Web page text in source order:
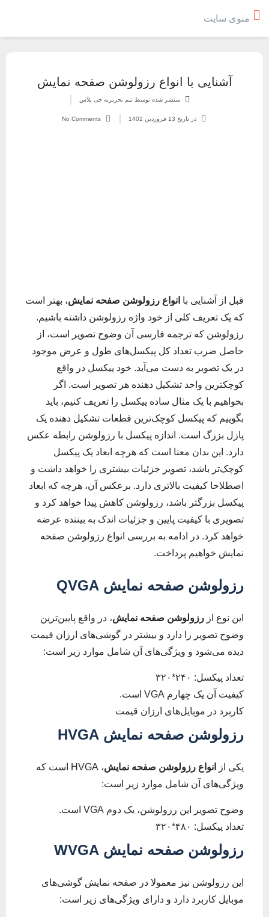
منوی سایت
آشنایی با انواع رزولوشن صفحه نمایش
منتشر شده توسط تیم تحریریه جی پلاس
در تاریخ 13 فروردین 1402 No Comments
قبل از آشنایی با انواع رزولوشن صفحه نمایش، بهتر است
که یک تعریف کلی از خود واژه رزولوشن داشته باشیم.
رزولوشن که ترجمه فارسی آن وضوح تصویر است، از
حاصل ضرب تعداد کل پیکسل‌های طول و عرض موجود
در یک تصویر به دست می‌آید. خود پیکسل در واقع
کوچکترین واحد تشکیل دهنده هر تصویر است. اگر
بخواهیم با یک مثال ساده پیکسل را تعریف کنیم، باید
بگوییم که پیکسل کوچک‌ترین قطعات تشکیل دهنده یک
پازل بزرگ است. اندازه پیکسل با رزولوشن رابطه عکس
دارد. این بدان معنا است که هرچه ابعاد یک پیکسل
کوچک‌تر باشد، تصویر جزئیات بیشتری را خواهد داشت و
اصطلاحا کیفیت بالاتری دارد. برعکس آن، هرچه که ابعاد
پیکسل بزرگتر باشد، رزولوشن کاهش پیدا خواهد کرد و
تصویری با کیفیت پایین و جزئیات اندک به بیننده عرضه
خواهد کرد. در ادامه به بررسی انواع رزولوشن صفحه
نمایش خواهیم پرداخت.
رزولوشن صفحه نمایش QVGA
این نوع از رزولوشن صفحه نمایش، در واقع پایین‌ترین
وضوح تصویر را دارد و بیشتر در گوشی‌های ارزان قیمت
دیده می‌شود و ویژگی‌های آن شامل موارد زیر است:
تعداد پیکسل: ۲۴۰*۳۲۰
کیفیت آن یک چهارم VGA است.
کاربرد در موبایل‌های ارزان قیمت
رزولوشن صفحه نمایش HVGA
یکی از انواع رزولوشن صفحه نمایش
، HVGA است که
ویژگی‌های آن شامل موارد زیر است:
وضوح تصویر این رزولوشن، یک دوم VGA است.
تعداد پیکسل: ۴۸۰*۳۲۰
رزولوشن صفحه نمایش WVGA
این رزولوشن نیز معمولا در صفحه نمایش گوشی‌های
موبایل کاربرد دارد و دارای ویژگی‌های زیر است: